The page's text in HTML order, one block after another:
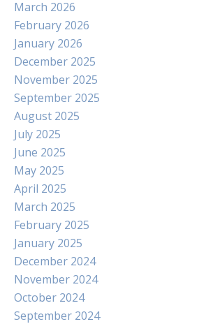
March 2026
February 2026
January 2026
December 2025
November 2025
September 2025
August 2025
July 2025
June 2025
May 2025
April 2025
March 2025
February 2025
January 2025
December 2024
November 2024
October 2024
September 2024